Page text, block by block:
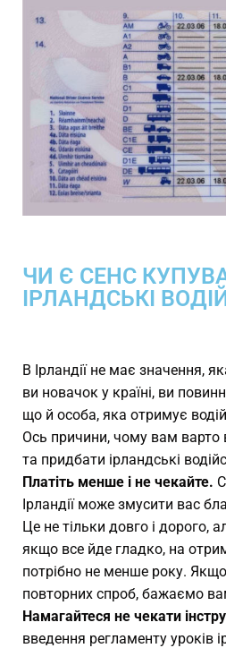
ЧИ Є СЕНС
ІРЛАНДСЬКІ
В Ірландії не має значення,
ви новачок у країні, ви
що й особа, яка отримує
Ось причини, чому вам варто
та придбати ірландські
Платіть менше і не чекайте.
Ірландії може змусити вас
Це не тільки довго і дорого,
якщо все йде гладко, на
потрібно не менше року.
повторних спроб, бажаємо
Намагайтеся не чекати
введення регламенту уроків